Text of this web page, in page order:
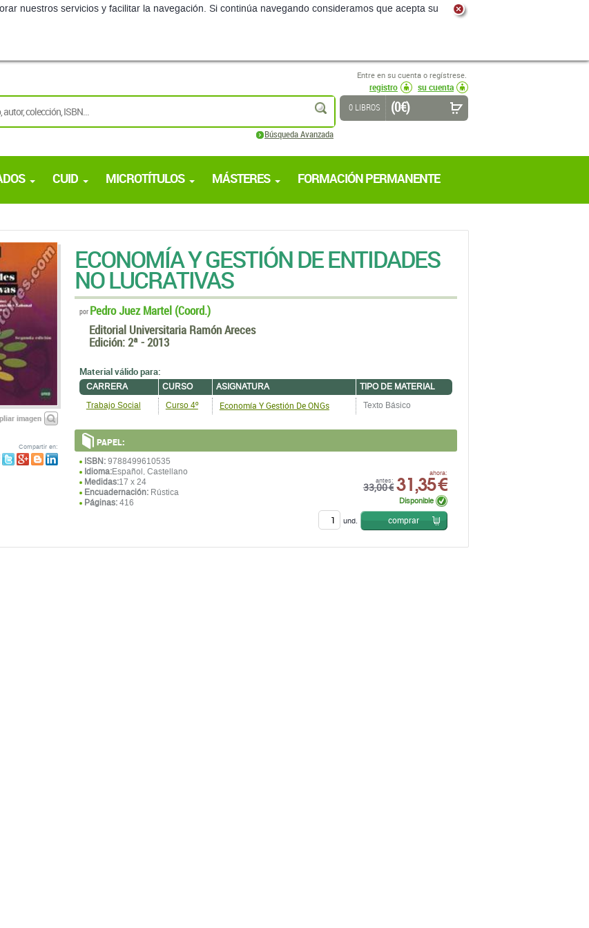
nuestros servicios y facilitar la navegación. Si continúa navegando consideramos que acepta su
Entre en su cuenta o regístrese.
registro
su cuenta
buscar
Búsqueda Avanzada
0 LIBROS (0 €)
CUID MICROTÍTULOS MÁSTERES FORMACIÓN PERMANENTE
ECONOMÍA Y GESTIÓN DE ENTIDADES
NO LUCRATIVAS
imagen
Compartir en:
por Pedro Juez Martel (Coord.)
Editorial Universitaria Ramón Areces
Edición:2ª - 2013
Material válido para:
CARRERA CURSO ASIGNATURA
TIPO DE MATERIAL
Trabajo Social
Curso 4º Economía Y Gestión De ONGs Texto Básico
PAPEL:
ISBN:9788499610535
Idioma:Español, Castellano
Medidas:17 x 24
Encuadernación:Rústica
Páginas:416
antes:
33,00 €
ahora:
31,35 €
Disponible
und. comprar